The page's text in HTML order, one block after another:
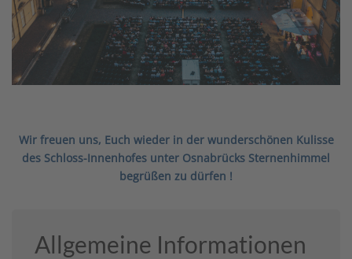
Wir freuen uns, Euch wieder in der wunderschönen Kulisse
des Schloss-Innenhofes unter Osnabrücks Sternenhimmel
begrüßen zu dürfen !
Allgemeine Informationen